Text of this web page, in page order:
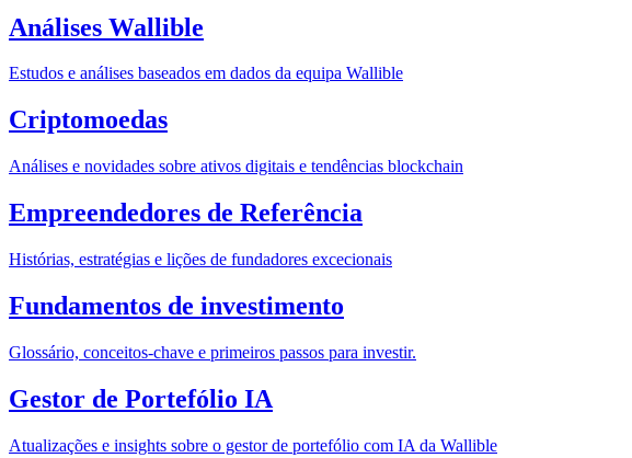
Análises Wallible
Estudos e análises baseados em dados da equipa Wallible
Criptomoedas
Análises e novidades sobre ativos digitais e tendências blockchain
Empreendedores de Referência
Histórias, estratégias e lições de fundadores excecionais
Fundamentos de investimento
Glossário, conceitos-chave e primeiros passos para investir.
Gestor de Portefólio IA
Atualizações e insights sobre o gestor de portefólio com IA da Wallible